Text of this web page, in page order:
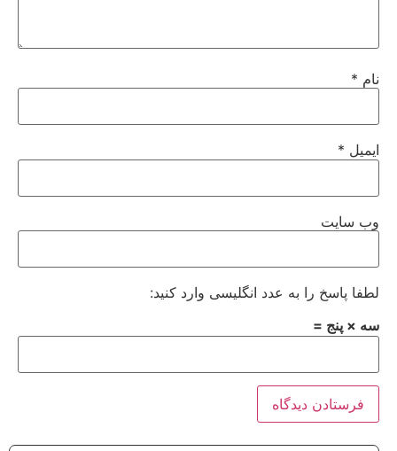
نام *
ایمیل *
وب‌ سایت
لطفا پاسخ را به عدد انگلیسی وارد کنید:
سه × پنج =